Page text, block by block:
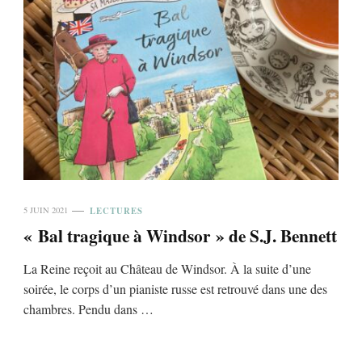
5 JUIN 2021 LECTURES
« Bal tragique à Windsor » de S.J. Bennett
La Reine reçoit au Château de Windsor. À la suite d’une
soirée, le corps d’un pianiste russe est retrouvé dans une des
chambres. Pendu dans …